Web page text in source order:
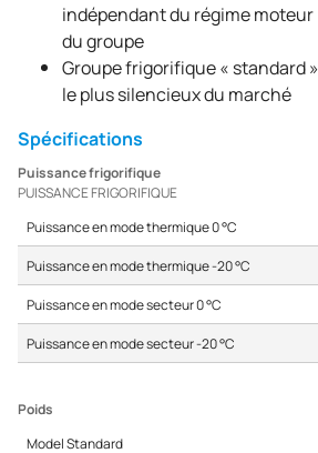
indépendant du régime moteur
du groupe
Groupe frigorifique « standard »
le plus silencieux du marché
Spécifications
Puissance frigorifique
PUISSANCE FRIGORIFIQUE
Puissance en mode thermique 0 °C
Puissance en mode thermique -20 °C
Puissance en mode secteur 0 °C
Puissance en mode secteur -20 °C
Poids
Model Standard